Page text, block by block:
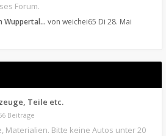
Forum.
Wuppertal… von weichei65 Di 28. Mai
Teile etc.
Beiträge
Materialien. Bitte keine Autos unter 20